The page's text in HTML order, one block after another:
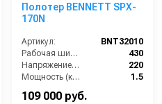
Полотер BENNETT SPX-
170N
Артикул:
BNT32010
Рабочая ширина (мм):
430
Напряжение (В):
220
Мощность (кВт):
1.5
109 000 руб.